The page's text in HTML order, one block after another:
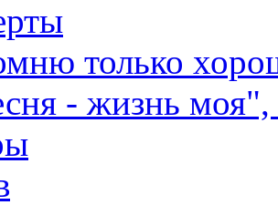
только
- жизнь моя",